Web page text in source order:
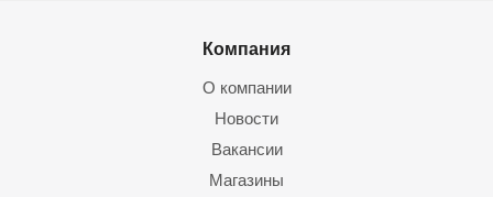
Компания
О компании
Новости
Вакансии
Магазины